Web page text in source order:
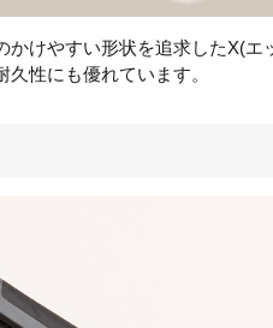
かけやすい形状を追求したX(
性にも優れています。